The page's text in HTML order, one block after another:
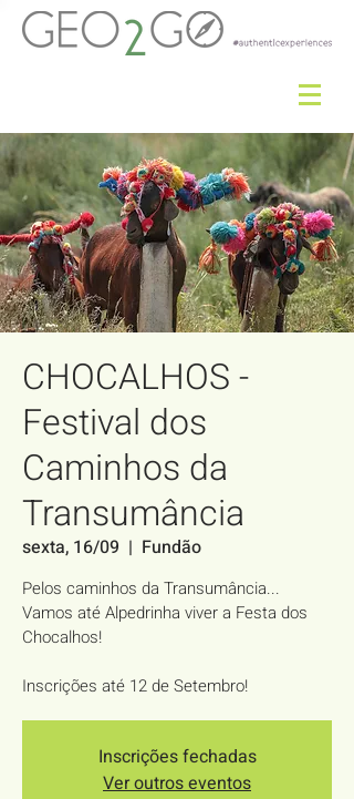
CHOCALHOS -
Festival dos
Caminhos da
Transumância
sexta, 16/09
  |
Fundão
Pelos caminhos da Transumância...
Vamos até Alpedrinha viver a Festa dos
Chocalhos!
Inscrições até 12 de Setembro!
Inscrições fechadas
Ver outros eventos